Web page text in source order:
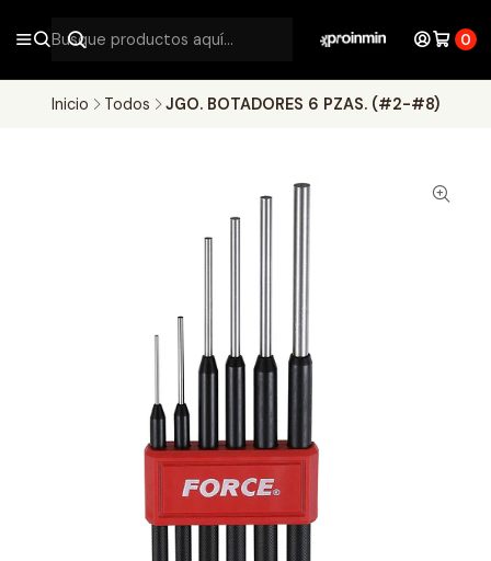
0
Inicio Todos JGO. BOTADORES 6 PZAS. (#2-#8)